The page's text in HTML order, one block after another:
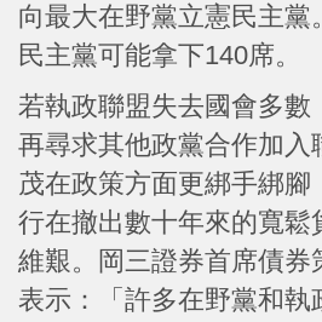
向最大在野黨立憲民主黨
民主黨可能拿下140席。
若執政聯盟失去國會多數
再尋求其他政黨合作加入
茂在政策方面更綁手綁腳
行在撤出數十年來的寬鬆
維艱。岡三證券首席債券
表示：「許多在野黨和執